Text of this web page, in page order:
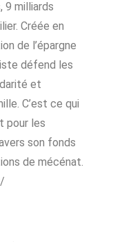
9 milliards
Créée en
de l’épargne
défend les
et
C’est ce qui
pour les
son fonds
de mécénat.